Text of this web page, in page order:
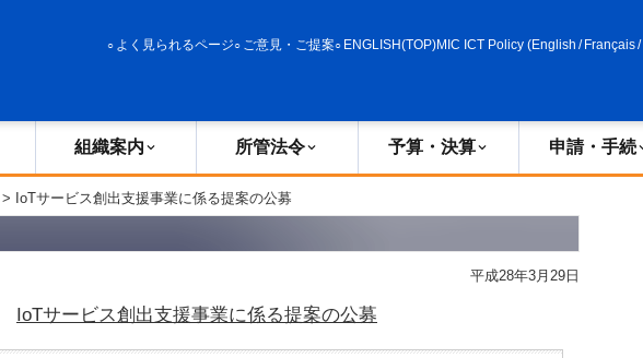
よく見られるページ ご意見・ご提案 ENGLISH(TOP)MIC ICT Policy (English / Français/
組織案内 所管法令 予算・決算 申請・手続
> IoTサービス創出支援事業に係る提案の公募
平成28年3月29日
IoTサービス創出支援事業に係る提案の公募